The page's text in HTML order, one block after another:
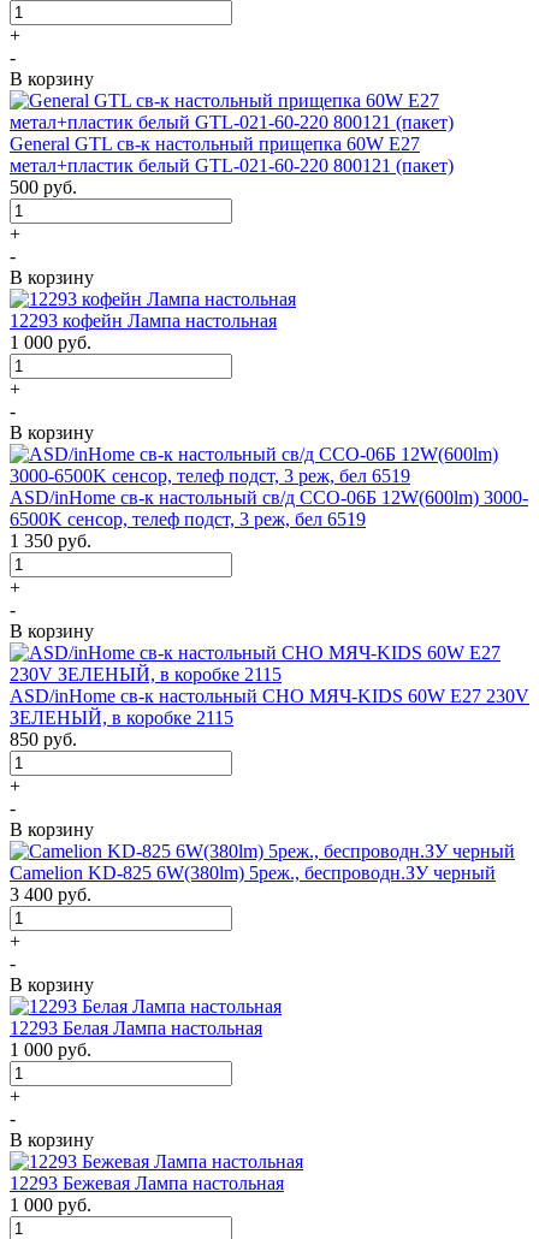
+
-
В корзину
General GTL св-к настольный прищепка 60W E27
метал+пластик белый GTL-021-60-220 800121 (пакет)
500 руб.
+
-
В корзину
12293 кофейн Лампа настольная
1 000 руб.
+
-
В корзину
ASD/inHome св-к настольный св/д ССО-06Б 12W(600lm) 3000-
6500K сенсор, телеф подст, 3 реж, бел 6519
1 350 руб.
+
-
В корзину
ASD/inHome св-к настольный СНО МЯЧ-KIDS 60W E27 230V
ЗЕЛЕНЫЙ, в коробке 2115
850 руб.
+
-
В корзину
Camelion KD-825 6W(380lm) 5реж., беспроводн.ЗУ черный
3 400 руб.
+
-
В корзину
12293 Белая Лампа настольная
1 000 руб.
+
-
В корзину
12293 Бежевая Лампа настольная
1 000 руб.